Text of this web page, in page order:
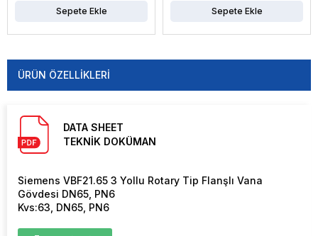
Sepete Ekle Sepete Ekle
ÜRÜN ÖZELLIKLERI
DATA SHEET
TEKNİK DOKÜMAN
Siemens VBF21.65 3 Yollu Rotary Tip Flanşlı Vana
Gövdesi DN65, PN6
Kvs:63, DN65, PN6